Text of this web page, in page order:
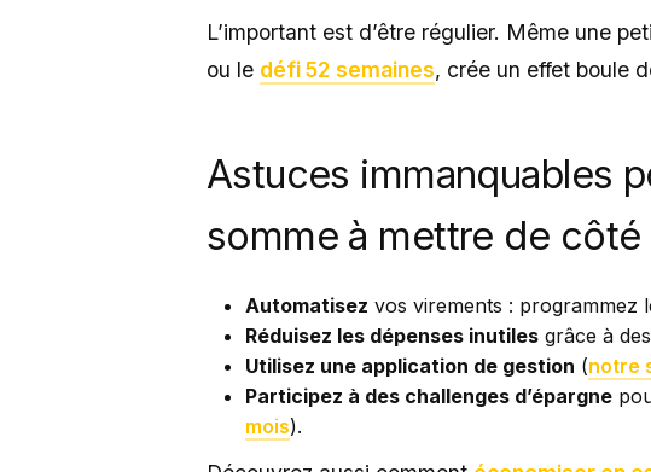
L’important est d’être régulier. Même une
ou le défi 52 semaines, crée un effet boule
Astuces immanquables
somme à mettre de
Automatisez vos virements : programmez
Réduisez les dépenses inutilesgrâce à des
Utilisez une application de gestion (notre
Participez à des challenges d’épargne
mois).